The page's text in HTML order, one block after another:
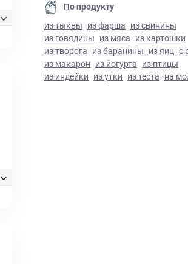
По продукту
из тыквы из фарша из свинины
из говядины из мяса из картошки
из творога из баранины из яиц с
из макарон из йогурта из птицы
из индейки из утки из теста на